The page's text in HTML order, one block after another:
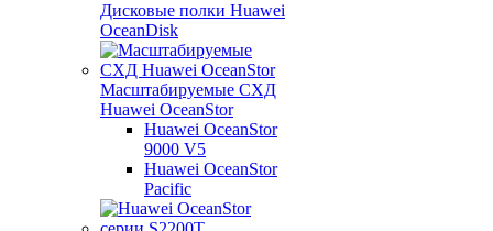
Дисковые полки Huawei
OceanDisk
Масштабируемые СХД
Huawei OceanStor
Huawei OceanStor
9000 V5
Huawei OceanStor
Pacific